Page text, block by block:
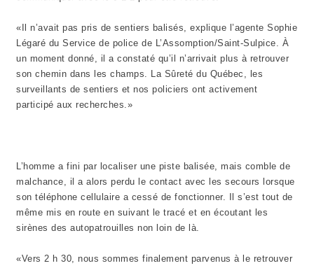
«Il n’avait pas pris de sentiers balisés, explique l’agente Sophie
Légaré du Service de police de L’Assomption/Saint-Sulpice. À
un moment donné, il a constaté qu’il n’arrivait plus à retrouver
son chemin dans les champs. La Sûreté du Québec, les
surveillants de sentiers et nos policiers ont activement
participé aux recherches.»
L’homme a fini par localiser une piste balisée, mais comble de
malchance, il a alors perdu le contact avec les secours lorsque
son téléphone cellulaire a cessé de fonctionner. Il s’est tout de
même mis en route en suivant le tracé et en écoutant les
sirènes des autopatrouilles non loin de là.
«Vers 2 h 30, nous sommes finalement parvenus à le retrouver